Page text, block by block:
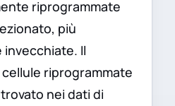
riprogrammate
più
Il
riprogrammate
nei dati di